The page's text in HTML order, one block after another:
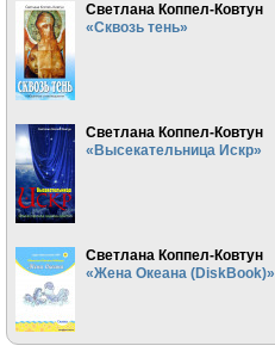
Светлана Коппел-Ковтун
«Сквозь тень»
Светлана Коппел-Ковтун
«Высекательница Искр»
Светлана Коппел-Ковтун
«Жена Океана (DiskBook)»